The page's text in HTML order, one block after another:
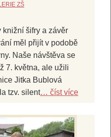
ZŠ
šifry a závěr
měl přijít v podobě
Naše návštěva se
7. května, ale užili
Jitka Bublová
tzv. silent… číst více